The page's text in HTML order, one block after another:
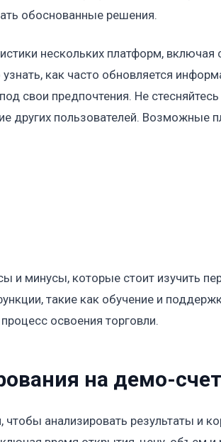
обоснованные решения.
нескольких платформ,
как часто обновляется
свои предпочтения. Не
других пользователей. Возможные
и минусы, которые стоит изучить
такие как обучение и
освоения торговли.
на демо-
чтобы анализировать результаты и